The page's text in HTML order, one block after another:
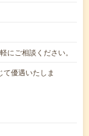
にご相談ください。
優遇いたしま